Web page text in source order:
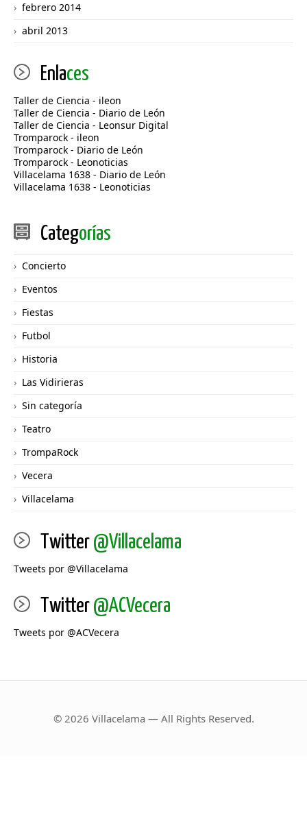
febrero 2014
abril 2013
Enlaces
Taller de Ciencia - ileon
Taller de Ciencia - Diario de León
Taller de Ciencia - Leonsur Digital
Tromparock - ileon
Tromparock - Diario de León
Tromparock - Leonoticias
Villacelama 1638 - Diario de León
Villacelama 1638 - Leonoticias
Categorías
Concierto
Eventos
Fiestas
Futbol
Historia
Las Vidirieras
Sin categoría
Teatro
TrompaRock
Vecera
Villacelama
Twitter @Villacelama
Tweets por @Villacelama
Twitter @ACVecera
Tweets por @ACVecera
© 2026 Villacelama — All Rights Reserved.